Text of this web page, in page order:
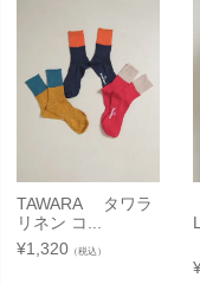
TAWARA タワラ
リネン コ...
¥1,320 （税込）